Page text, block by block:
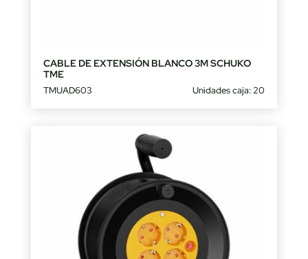
CABLE DE EXTENSIÓN BLANCO 3M SCHUKO
TME
TMUAD603 Unidades caja: 20